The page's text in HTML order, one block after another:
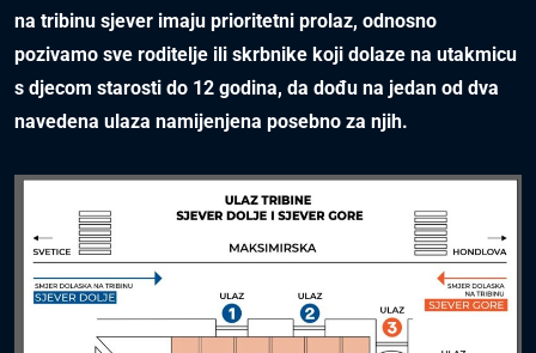
na tribinu sjever imaju prioritetni prolaz, odnosno
pozivamo sve roditelje ili skrbnike koji dolaze na utakmicu
s djecom starosti do 12 godina, da dođu na jedan od dva
navedena ulaza namijenjena posebno za njih.